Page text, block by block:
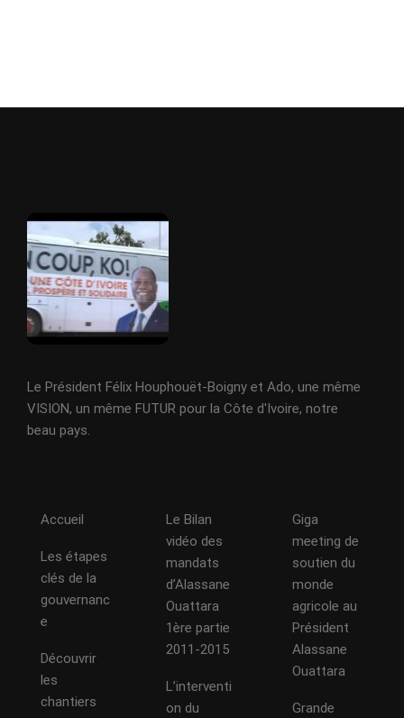
Le Président Félix Houphouët-Boigny et Ado, une même
VISION, un même FUTUR pour la Côte d'Ivoire, notre
beau pays.
Accueil
Les étapes
clés de la
gouvernanc
e
Découvrir
les
chantiers
Le Bilan
vidéo des
mandats
d’Alassane
Ouattara
1ère partie
2011-2015
L’interventi
on du
Giga
meeting de
soutien du
monde
agricole au
Président
Alassane
Ouattara
Grande